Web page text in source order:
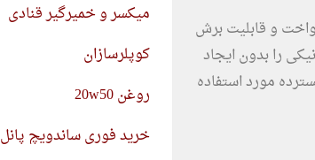
و قابلیت برش
را بدون ایجاد
مورد استفاده
میکسر و خمیرگیر قنادی
کوپلرسازان
روغن 20w50
خرید فوری ساندویچ پانل